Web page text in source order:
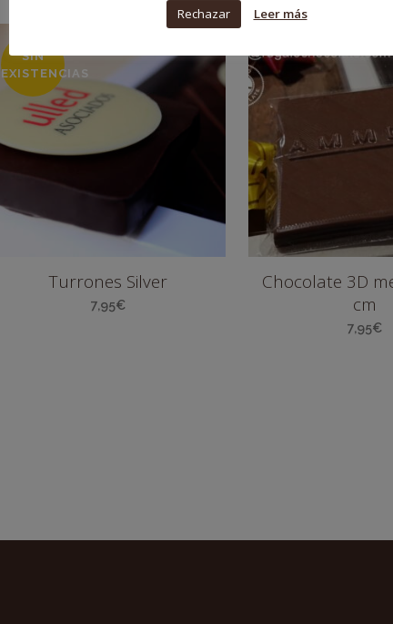
SIN
EXISTENCIAS
Turrones Silver
7,95€
Chocolate 3D
cm
7,95€
Rechazar Leer más